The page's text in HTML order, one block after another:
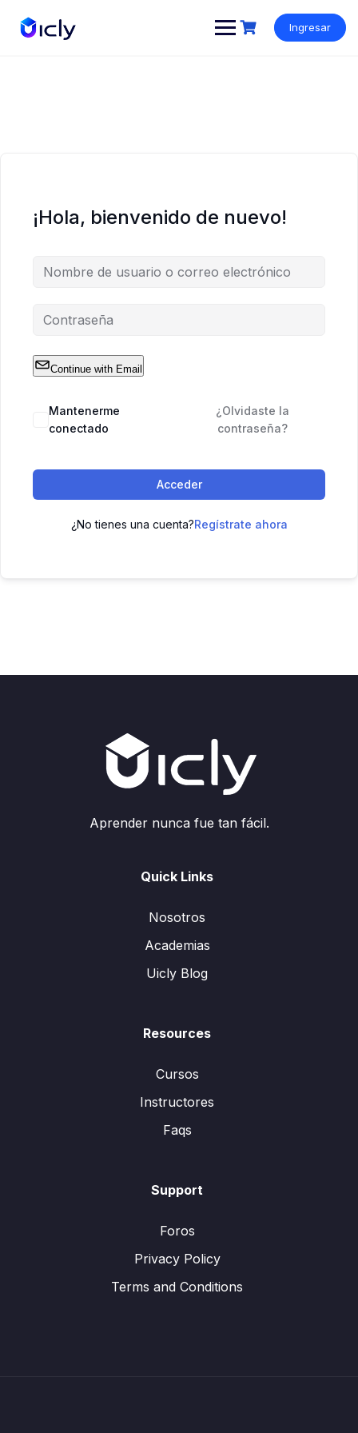
Ingresar
¡Hola, bienvenido de nuevo!
Continue with Email
Mantenerme
conectado
¿Olvidaste la
contraseña?
Acceder
¿No tienes una cuenta?Regístrate ahora
Aprender nunca fue tan fácil.
Quick Links
Nosotros
Academias
Uicly Blog
Resources
Cursos
Instructores
Faqs
Support
Foros
Privacy Policy
Terms and Conditions